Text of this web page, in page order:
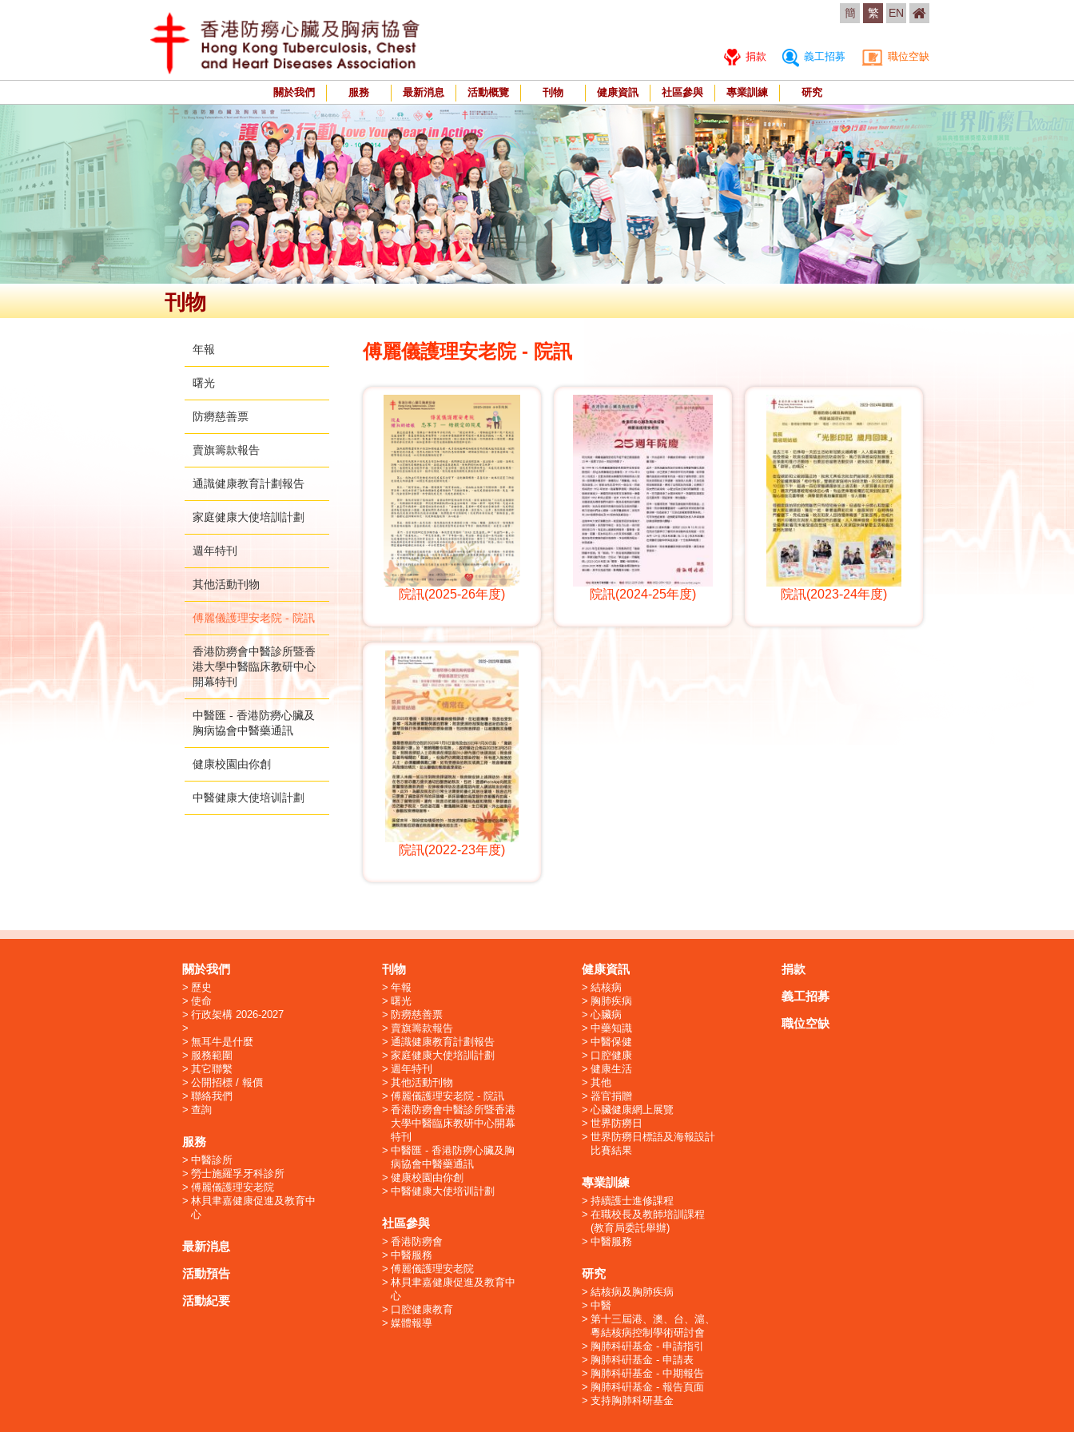
簡 繁 EN
捐款 義工招募 職位空缺
關於我們 服務 最新消息 活動概覽 刊物 健康資訊 社區參與 專業訓練 研究
刊物
年報
曙光
防癆慈善票
賣旗籌款報告
通識健康教育計劃報告
家庭健康大使培訓計劃
週年特刊
其他活動刊物
傅麗儀護理安老院 - 院訊
香港防癆會中醫診所暨香
港大學中醫臨床教研中心
開幕特刊
中醫匯 - 香港防癆心臟及
胸病協會中醫藥通訊
健康校園由你創
中醫健康大使培训計劃
傅麗儀護理安老院 - 院訊
院訊(2025-26年度) 院訊(2024-25年度) 院訊(2023-24年度)
院訊(2022-23年度)
關於我們
歷史
使命
行政架構 2026-2027
無耳牛是什麼
服務範圍
其它聯繫
公開招標 / 報價
聯絡我們
查詢
服務
中醫診所
勞士施羅孚牙科診所
傅麗儀護理安老院
林貝聿嘉健康促進及教育中
心
最新消息
活動預告
活動紀要
刊物
年報
曙光
防癆慈善票
賣旗籌款報告
通識健康教育計劃報告
家庭健康大使培訓計劃
週年特刊
其他活動刊物
傅麗儀護理安老院 - 院訊
香港防癆會中醫診所暨香港
大學中醫臨床教研中心開幕
特刊
中醫匯 - 香港防癆心臟及胸
病協會中醫藥通訊
健康校園由你創
中醫健康大使培训計劃
社區參與
香港防癆會
中醫服務
傅麗儀護理安老院
林貝聿嘉健康促進及教育中
心
口腔健康教育
媒體報導
健康資訊
結核病
胸肺疾病
心臟病
中藥知識
中醫保健
口腔健康
健康生活
其他
器官捐贈
心臟健康網上展覽
世界防癆日
世界防癆日標語及海報設計
比賽結果
專業訓練
持續護士進修課程
在職校長及教師培訓課程
(教育局委託舉辦)
中醫服務
研究
結核病及胸肺疾病
中醫
第十三屆港、澳、台、滬、
粵結核病控制學術研討會
胸肺科硏基金 - 申請指引
胸肺科硏基金 - 申請表
胸肺科硏基金 - 中期報告
胸肺科硏基金 - 報告頁面
支持胸肺科研基金
捐款
義工招募
職位空缺